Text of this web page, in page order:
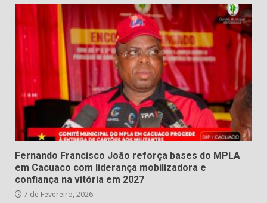
Fernando Francisco João reforça bases do MPLA
em Cacuaco com liderança mobilizadora e
confiança na vitória em 2027
7 de Fevereiro, 2026